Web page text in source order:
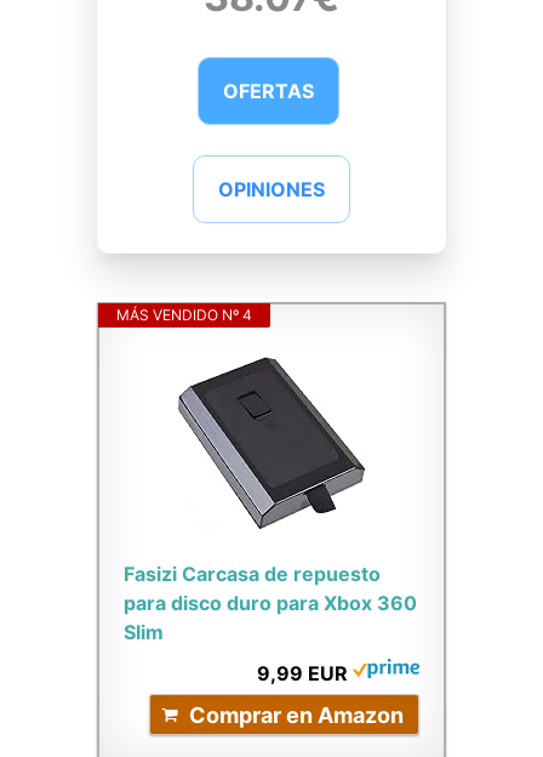
OFERTAS
OPINIONES
MÁS VENDIDO Nº 4
Fasizi Carcasa de repuesto
para disco duro para Xbox 360
Slim
9,99 EUR
Comprar en Amazon